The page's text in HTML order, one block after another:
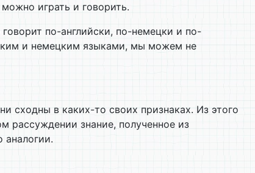
играть и говорить.
по-английски, по-немецки и по-
и немецким языками, мы можем не
сходны в каких-то своих признаках. Из этого
рассуждении знание, полученное из
аналогии.